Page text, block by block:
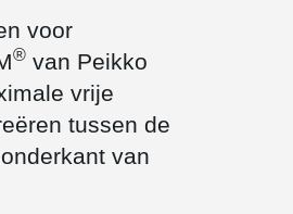
voor
®van Peikko
vrije
tussen de
van